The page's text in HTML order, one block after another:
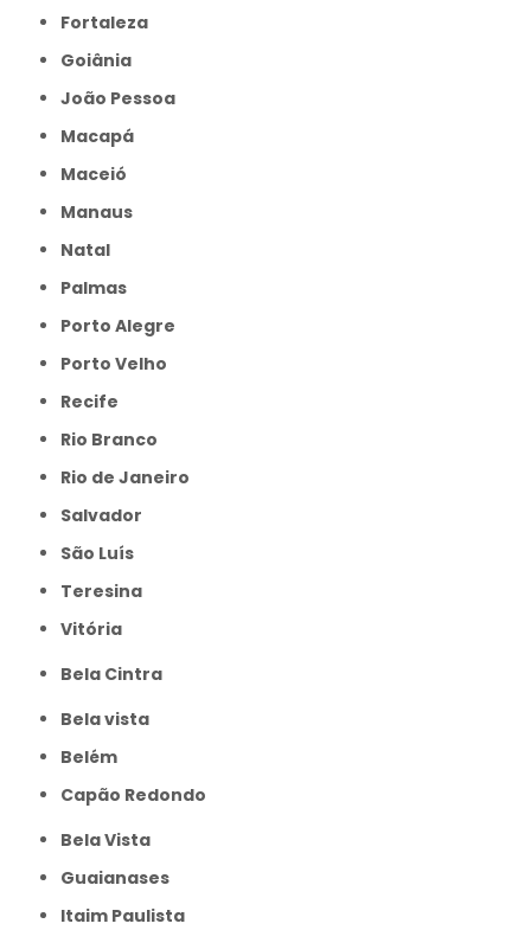
Fortaleza
Goiânia
João Pessoa
Macapá
Maceió
Manaus
Natal
Palmas
Porto Alegre
Porto Velho
Recife
Rio Branco
Rio de Janeiro
Salvador
São Luís
Teresina
Vitória
Bela Cintra
Bela vista
Belém
Capão Redondo
Bela Vista
Guaianases
Itaim Paulista